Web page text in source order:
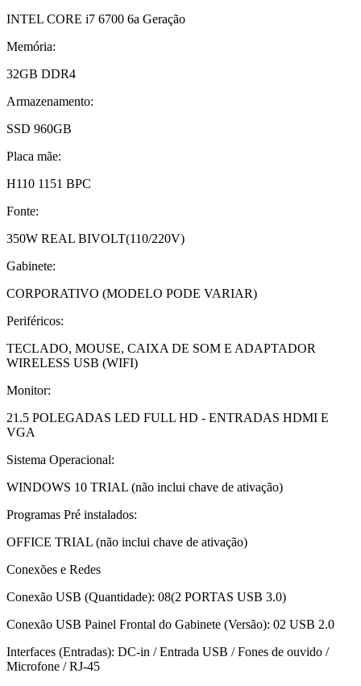
INTEL CORE i7 6700 6a Geração
Memória:
32GB DDR4
Armazenamento:
SSD 960GB
Placa mãe:
H110 1151 BPC
Fonte:
350W REAL BIVOLT(110/220V)
Gabinete:
CORPORATIVO (MODELO PODE VARIAR)
Periféricos:
TECLADO, MOUSE, CAIXA DE SOM E ADAPTADOR
WIRELESS USB (WIFI)
Monitor:
21.5 POLEGADAS LED FULL HD - ENTRADAS HDMI E
VGA
Sistema Operacional:
WINDOWS 10 TRIAL (não inclui chave de ativação)
Programas Pré instalados:
OFFICE TRIAL (não inclui chave de ativação)
Conexões e Redes
Conexão USB (Quantidade): 08(2 PORTAS USB 3.0)
Conexão USB Painel Frontal do Gabinete (Versão): 02 USB 2.0
Interfaces (Entradas): DC-in / Entrada USB / Fones de ouvido /
Microfone / RJ-45